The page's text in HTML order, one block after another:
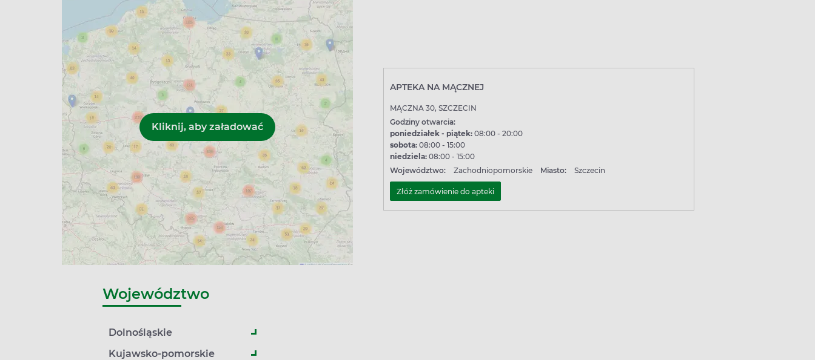
APTEKA NA MĄCZNEJ
MĄCZNA 30, SZCZECIN
Godziny otwarcia:
poniedziałek - piątek: 08:00 - 20:00
sobota: 08:00 - 15:00
niedziela: 08:00 - 15:00
Województwo:
Zachodniopomorskie Miasto: Szczecin
Złóż zamówienie do apteki
Województwo
Dolnośląskie
Kujawsko-pomorskie